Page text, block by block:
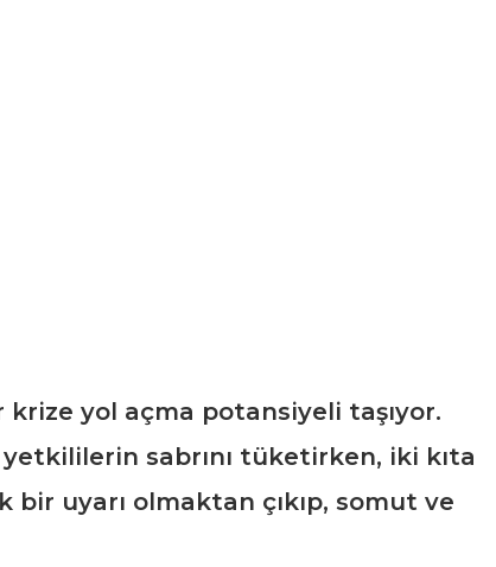
yol açma potansiyeli taşıyor.
sabrını tüketirken, iki kıta
uyarı olmaktan çıkıp, somut ve